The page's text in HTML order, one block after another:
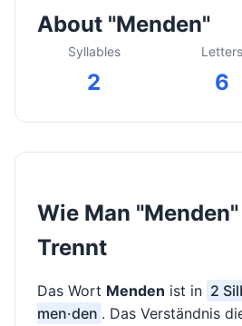
About "Menden"
Syllables
2
Letters
6
Wie Man
Trennt
Das Wort Menden ist in 2
men·den . Das Verständnis